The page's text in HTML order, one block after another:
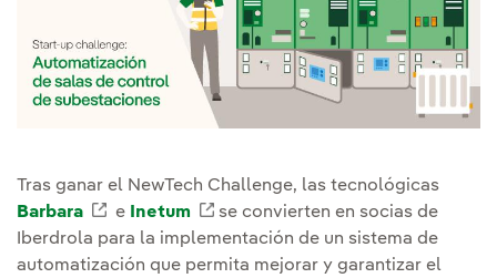
Tras ganar el NewTech Challenge, las tecnológicas
Barbara
Enlace externo, se abre en ventana nueva.
e Inetum Enlace externo, se abre en
se convierten en socias de
Iberdrola para la implementación de un sistema de
automatización que permita mejorar y garantizar el